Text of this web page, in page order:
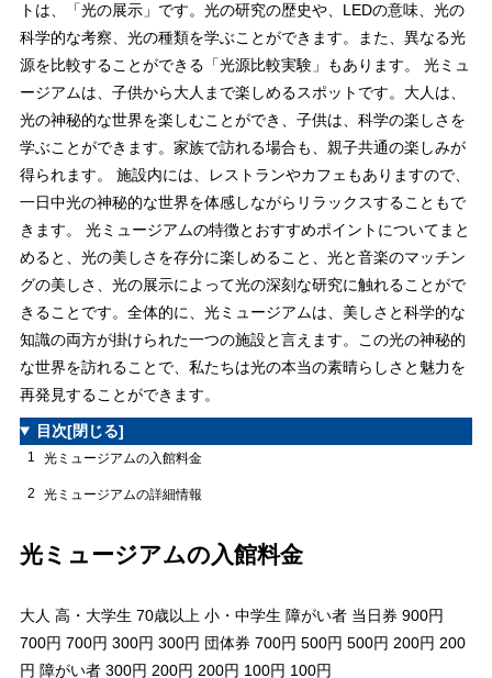
トは、「光の展示」です。光の研究の歴史や、LEDの意味、光の
科学的な考察、光の種類を学ぶことができます。また、異なる光
源を比較することができる「光源比較実験」もあります。 光ミュ
ージアムは、子供から大人まで楽しめるスポットです。大人は、
光の神秘的な世界を楽しむことができ、子供は、科学の楽しさを
学ぶことができます。家族で訪れる場合も、親子共通の楽しみが
得られます。 施設内には、レストランやカフェもありますので、
一日中光の神秘的な世界を体感しながらリラックスすることもで
きます。 光ミュージアムの特徴とおすすめポイントについてまと
めると、光の美しさを存分に楽しめること、光と音楽のマッチン
グの美しさ、光の展示によって光の深刻な研究に触れることがで
きることです。全体的に、光ミュージアムは、美しさと科学的な
知識の両方が掛けられた一つの施設と言えます。この光の神秘的
な世界を訪れることで、私たちは光の本当の素晴らしさと魅力を
再発見することができます。
目次[閉じる]
1 光ミュージアムの入館料金
2 光ミュージアムの詳細情報
光ミュージアムの入館料金
大人 高・大学生 70歳以上 小・中学生 障がい者 当日券 900円
700円 700円 300円 300円 団体券 700円 500円 500円 200円 200
円 障がい者 300円 200円 200円 100円 100円